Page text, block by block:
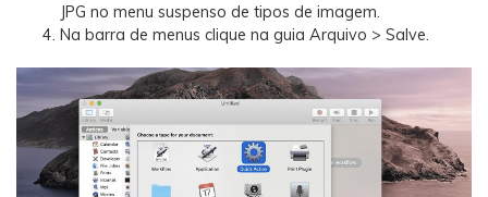
JPG no menu suspenso de tipos de imagem.
Na barra de menus clique na guia Arquivo > Salve.